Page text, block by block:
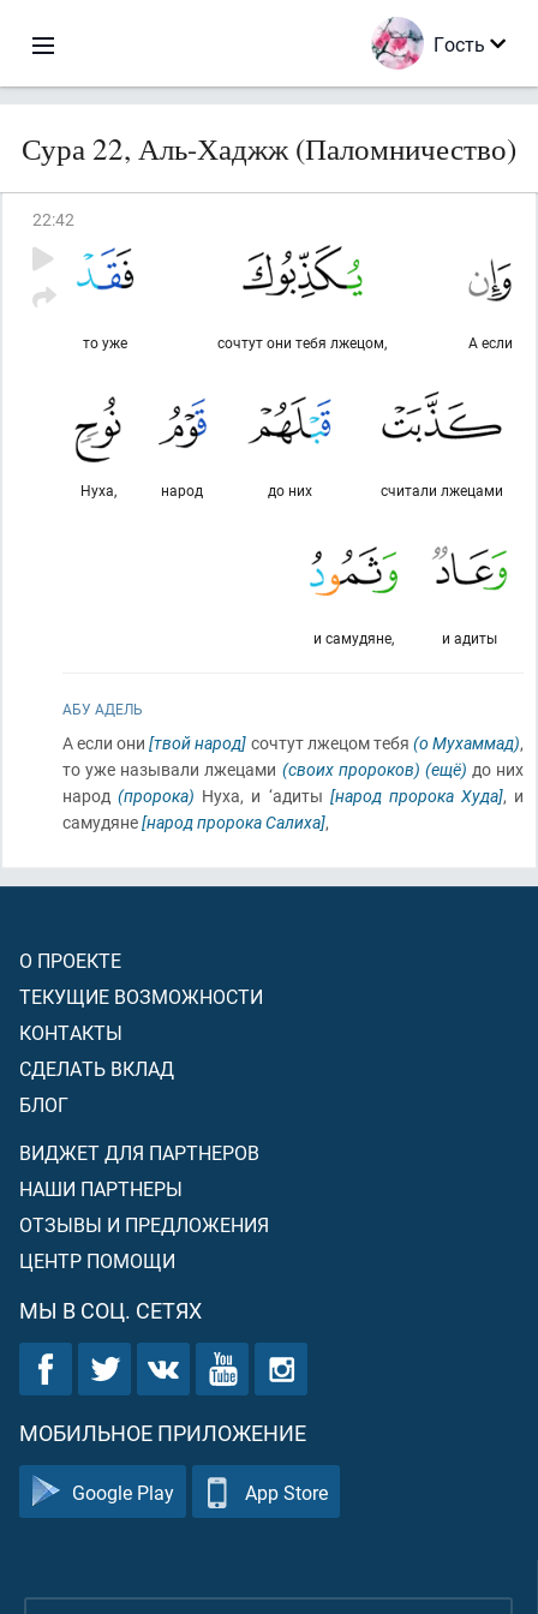
Гость
Сура 22, Аль-Хаджж (Паломничество)
22:42
А если
сочтут они тебя лжецом,
то уже
считали лжецами
до них
народ
Нуха,
и адиты
и самудяне,
АБУ АДЕЛЬ
А если они[твой народ] сочтут лжецом тебя (о Мухаммад),
то уже называли лжецами (своих пророков) (ещё) до них
народ(пророка) Нуха, и ‘адиты [народ пророка Худа], и
самудяне[народ пророка Салиха],
О ПРОЕКТЕ
ТЕКУЩИЕ ВОЗМОЖНОСТИ
КОНТАКТЫ
СДЕЛАТЬ ВКЛАД
БЛОГ
ВИДЖЕТ ДЛЯ ПАРТНЕРОВ
НАШИ ПАРТНЕРЫ
ОТЗЫВЫ И ПРЕДЛОЖЕНИЯ
ЦЕНТР ПОМОЩИ
МЫ В СОЦ. СЕТЯХ
МОБИЛЬНОЕ ПРИЛОЖЕНИЕ
Google Play App Store